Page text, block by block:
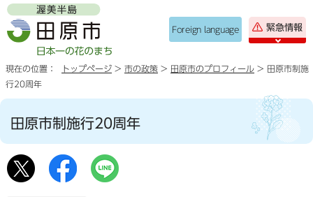
Foreign language 緊急情報
現在の位置： トップページ > 市の政策 > 田原市のプロフィール > 田原市制施
行20周年
田原市制施行20周年